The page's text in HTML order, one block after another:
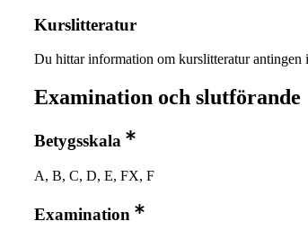
Kurslitteratur
Du hittar information om kurslitteratur antingen
Examination och slutförande
Betygsskala
A, B, C, D, E, FX, F
Examination